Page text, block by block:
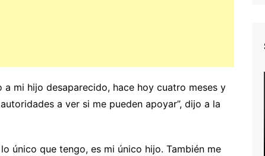
a mi hijo desaparecido, hace hoy cuatro meses y
a ver si me pueden apoyar”, dijo a la
único que tengo, es mi único hijo. También me